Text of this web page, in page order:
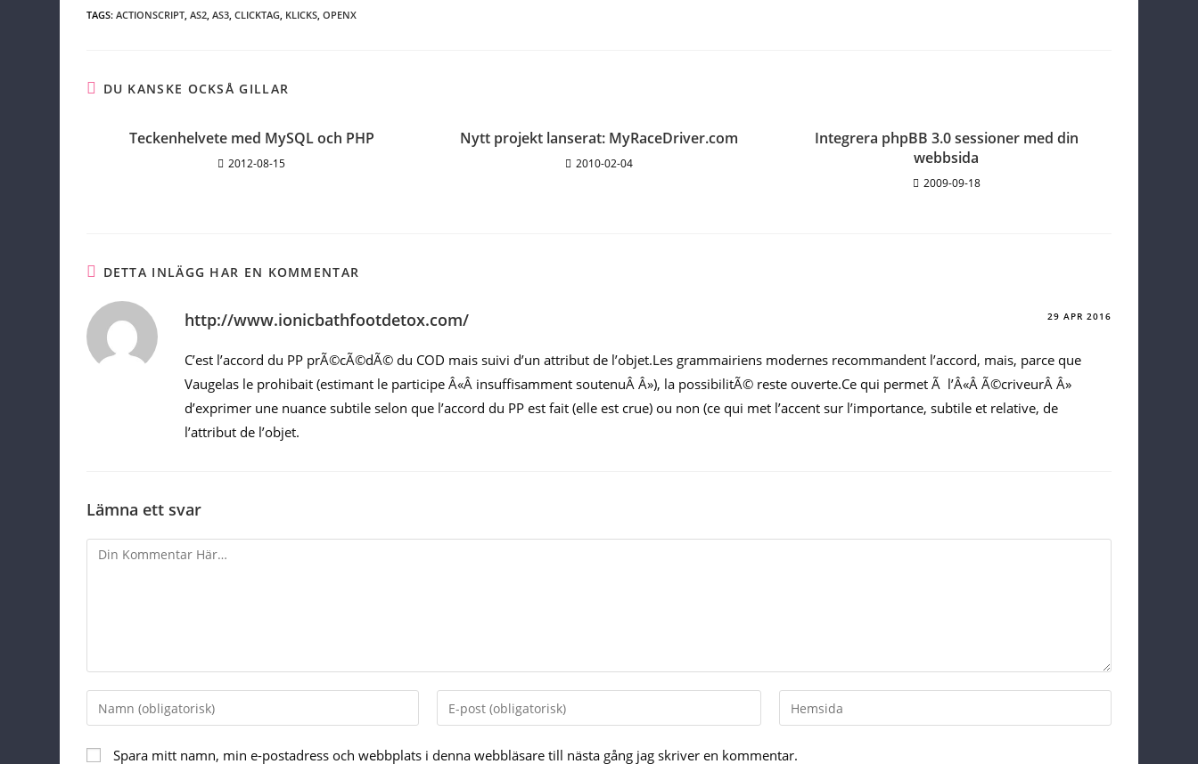
TAGS:ACTIONSCRIPT, AS2, AS3, CLICKTAG, KLICKS, OPENX
DU KANSKE OCKSÅ GILLAR
Teckenhelvete med MySQL och PHP
2012-08-15
Nytt projekt lanserat: MyRaceDriver.com
2010-02-04
Integrera phpBB 3.0 sessioner med din
webbsida
2009-09-18
DETTA INLÄGG HAR EN KOMMENTAR
http://www.ionicbathfootdetox.com/ 29 APR 2016
C’est l’accord du PP prÃ©cÃ©dÃ© du COD mais suivi d’un attribut de l’objet.Les grammairiens modernes recommandent l’accord, mais, parce que
Vaugelas le prohibait (estimant le participe Â«Â insuffisamment soutenuÂ Â»), la possibilitÃ© reste ouverte.Ce qui permet Ã l’Â«Â Ã©criveurÂ Â»
d’exprimer une nuance subtile selon que l’accord du PP est fait (elle est crue) ou non (ce qui met l’accent sur l’importance, subtile et relative, de
l’attribut de l’objet.
Lämna ett svar
Comment
Enter
your
name
Enter
your
email
Enter
your
website
Spara mitt namn, min e-postadress och webbplats i denna webbläsare till nästa gång jag skriver en kommentar.